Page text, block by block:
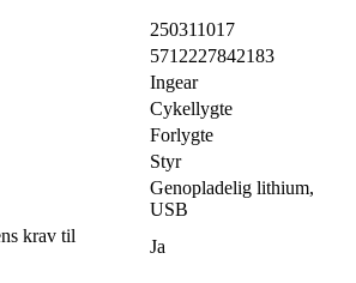
250311017
5712227842183
Ingear
Cykellygte
Forlygte
Styr
Genopladelig lithium,
USB
krav til
Ja